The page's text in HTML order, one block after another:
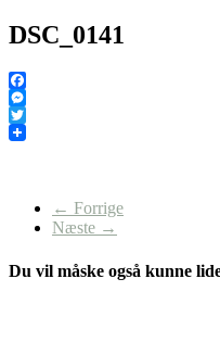
DSC_0141
Facebook
Messenger
Twitter
← Forrige
Næste →
Du vil måske også kunne